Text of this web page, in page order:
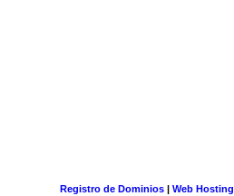
Registro de Dominios| Web Hosting